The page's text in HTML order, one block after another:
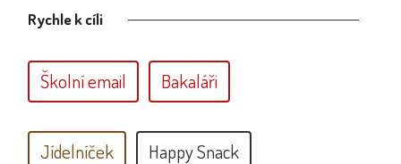
Rychle k cíli
Školní email Bakaláři
Jídelníček Happy Snack